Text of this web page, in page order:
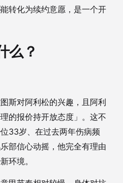
转化为续约意愿，是一个开
么？
斯对阿利松的兴趣，且阿利
的报价持开放态度」。这不
33岁、在过去两年伤病频
部信心动摇，他完全有理由
环境。